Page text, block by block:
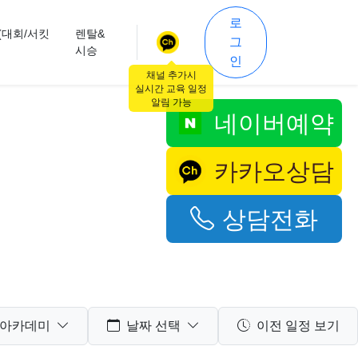
회/서킷
렌탈&
시승
로
그
인
네이버예약
카카오상담
상담전화
카데미 날짜 선택 이전 일정 보기
채널 추가시
실시간 교육 일정
알림 가능